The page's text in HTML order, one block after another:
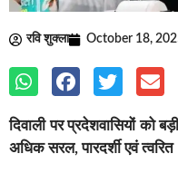
रवि शुक्ला October 18,
दिवाली पर प्रदेशवासियों को
अधिक सरल, पारदर्शी एवं त्वरित